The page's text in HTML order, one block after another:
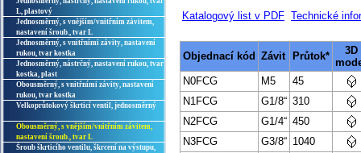
L, plastový
Jednosměrný, s vnějším/vnitřním závitem,
nastavení šroub., tvar L
Jednosměrný, s vnitřními závity, nastavení
rukou, tvar kostka
Jednosměrný, nástrčný, nastavení rukou, tvar
kostka, plast
Obousměrný, s vnitřními závity, nastavení
rukou, tvar kostka
Velkoprůtokový škrticí ventil, jednosměrný
Obousměrný, s vnějším/vnitřním závitem,
nastavení šroub., tvar L
Šroub škrticího ventilu, škrcení na výstupu,
Katalogový list v PDF Technické
Objednací kód Závit Průtok*
3D
N0FCG
M5
45
N1FCG
G1/8“ 310
N2FCG
G1/4“ 450
N3FCG
G3/8“ 1040